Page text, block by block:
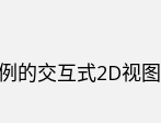
的交互式2D视图